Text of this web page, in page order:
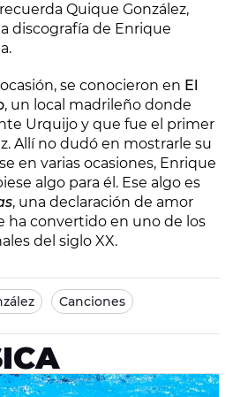
Quique González,
discografía de Enrique
se conocieron en El
, un local madrileño donde
Urquijo y que fue el primer
Allí no dudó en mostrarle su
en varias ocasiones, Enrique
algo para él. Ese algo es
, una declaración de amor
ha convertido en uno de los
del siglo XX.
Canciones